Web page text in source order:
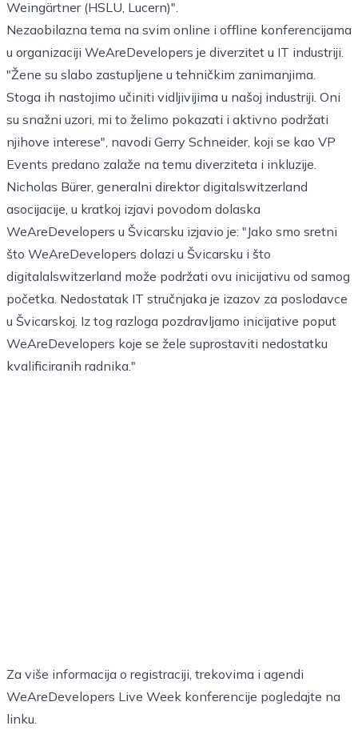
Weingärtner (HSLU, Lucern)".
Nezaobilazna tema na svim online i offline konferencijama
u organizaciji WeAreDevelopers je diverzitet u IT industriji.
"Žene su slabo zastupljene u tehničkim zanimanjima.
Stoga ih nastojimo učiniti vidljivijima u našoj industriji. Oni
su snažni uzori, mi to želimo pokazati i aktivno podržati
njihove interese", navodi Gerry Schneider, koji se kao VP
Events predano zalaže na temu diverziteta i inkluzije.
Nicholas Bürer, generalni direktor digitalswitzerland
asocijacije, u kratkoj izjavi povodom dolaska
WeAreDevelopers u Švicarsku izjavio je: "Jako smo sretni
što WeAreDevelopers dolazi u Švicarsku i što
digitalalswitzerland može podržati ovu inicijativu od samog
početka. Nedostatak IT stručnjaka je izazov za poslodavce
u Švicarskoj. Iz tog razloga pozdravljamo inicijative poput
WeAreDevelopers koje se žele suprostaviti nedostatku
kvalificiranih radnika."
Za više informacija o registraciji, trekovima i agendi
WeAreDevelopers Live Week konferencije pogledajte na
linku.